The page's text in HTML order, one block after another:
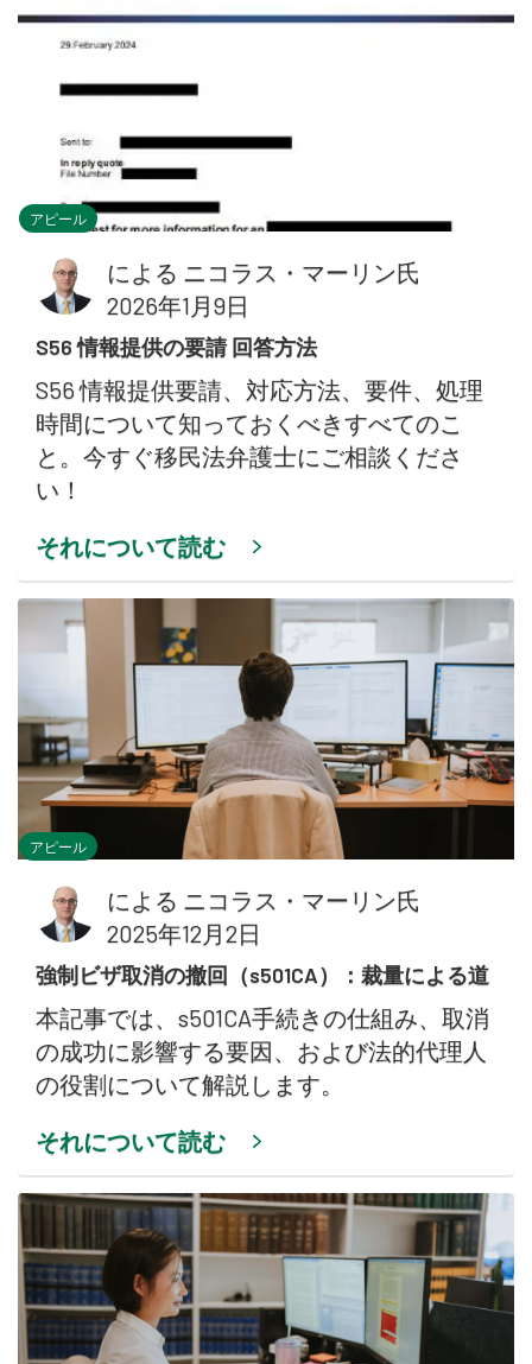
アピール
による ニコラス・マーリン氏
2026年1月9日
S56 情報提供の要請 回答方法
S56 情報提供要請、対応方法、要件、処理
時間について知っておくべきすべてのこ
と。今すぐ移民法弁護士にご相談くださ
い！
それについて読む
アピール
による ニコラス・マーリン氏
2025年12月2日
強制ビザ取消の撤回（s501CA）：裁量による道
本記事では、s501CA手続きの仕組み、取消
の成功に影響する要因、および法的代理人
の役割について解説します。
それについて読む